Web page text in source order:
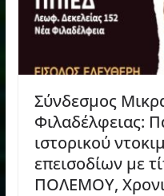
Σύνδεσμος
Φιλαδέλφειας:
ιστορικού
επεισοδίων με
ΠΟΛΕΜΟΥ,